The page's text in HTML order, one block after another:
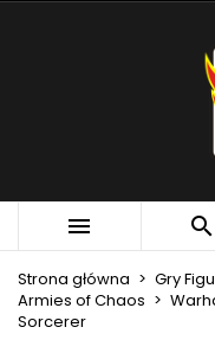
 
Strona główna Gry
Armies of Chaos
Sorcerer
MOJE LISTY
Utwórz nową listę
UTWÓRZ
ZALOGUJ
MUSISZ BYĆ
NA SWOJEJ LIŚCIE